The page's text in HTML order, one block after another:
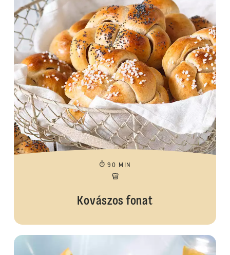
90 MIN
Kovászos fonat